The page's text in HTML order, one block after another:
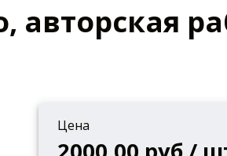
авторская
Цена